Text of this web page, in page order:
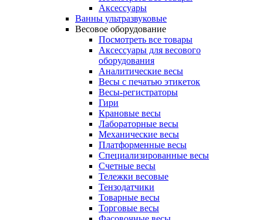
Аксессуары
Ванны ультразвуковые
Весовое оборудование
Посмотреть все товары
Аксессуары для весового
оборудования
Аналитические весы
Весы с печатью этикеток
Весы-регистраторы
Гири
Крановые весы
Лабораторные весы
Механические весы
Платформенные весы
Специализированные весы
Счетные весы
Тележки весовые
Тензодатчики
Товарные весы
Торговые весы